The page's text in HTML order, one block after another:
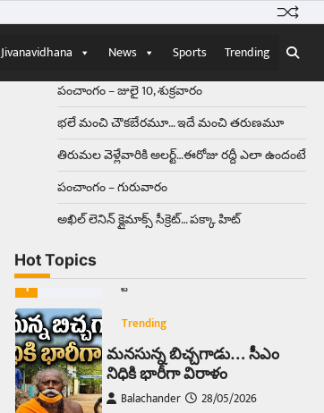
Jivanavidhana News Sports Trending
పంచాంగం – జులై 10, శుక్రవారం
భలే మంచి చౌకబేరమూ… ఇదే మంచి తరుణమూ
తిరుమల వెళ్లేవారికి అలర్ట్‌…ఈరోజు రద్దీ ఎలా ఉందంటే
పంచాంగం – గురువారం
అఖిల్‌ లెనిన్ క్లైమాక్స్‌ సీక్రెట్‌… పక్కా హిట్‌
Hot Topics
Balachander 15/04/2026
ఉత్తర ప్రదేశ్‌లోని ఝాన్సీ జిల్లాలో ఒక
వింతైన రోడ్డు ప్రమాదం చోటుచేసుకుంది.
వేల సంఖ్యలో బీరు…
1
Trending
అక్కడ ఆదివారం బట్టలు
ఉతికితే…జైలుకే
Balachander
13/06/2026
ఆదివారం వచ్చిందంటే చాలు
‘బట్టలు ఉతకడం’. వారం…
Trending
మనసున్న బిచ్చగాడు… సీఎం
నిధికి భారీగా విరాళం
Balachander
28/05/2026